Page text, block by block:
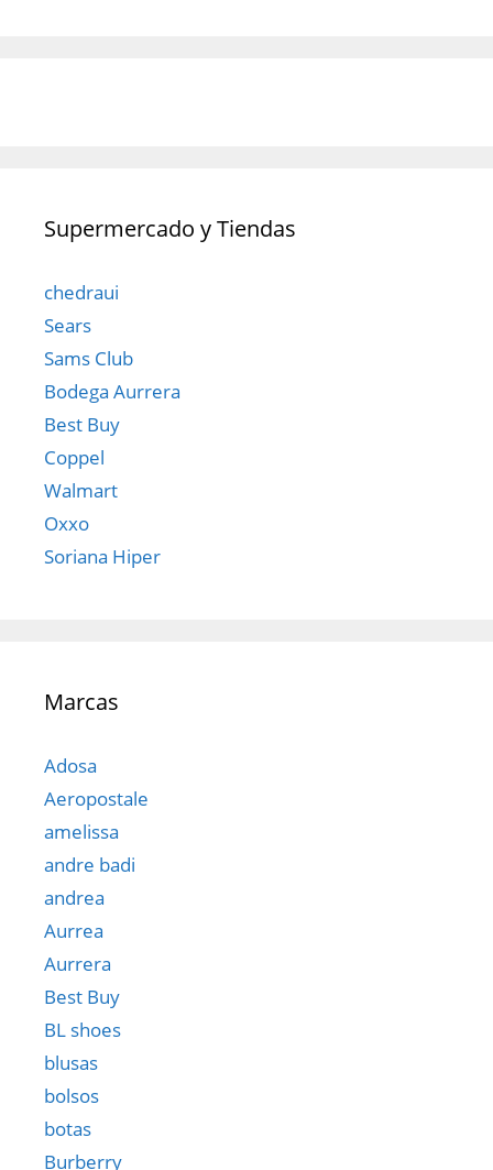
Supermercado y Tiendas
chedraui
Sears
Sams Club
Bodega Aurrera
Best Buy
Coppel
Walmart
Oxxo
Soriana Hiper
Marcas
Adosa
Aeropostale
amelissa
andre badi
andrea
Aurrea
Aurrera
Best Buy
BL shoes
blusas
bolsos
botas
Burberry